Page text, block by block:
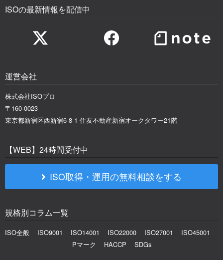
ISOの最新情報を配信中
運営会社
株式会社ISOプロ
〒160-0023
東京都新宿区西新宿6-8-1 住友不動産新宿オークタワー21階
【WEB】24時間受付中
ISO取得・運用の無料相談をする
規格別コラム一覧
ISO全般 ISO9001 ISO14001 ISO22000 ISO27001
ISO45001
Pマーク
HACCP SDGs